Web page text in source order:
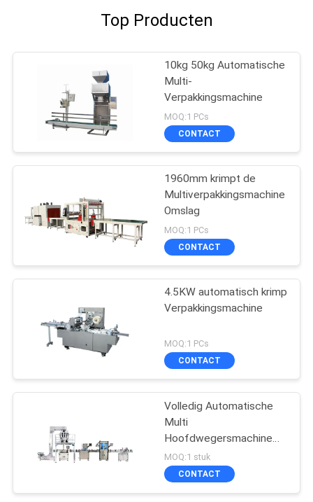
Top Producten
10kg 50kg Automatische
Multi-
Verpakkingsmachine
MOQ:1 PCs
CONTACT
1960mm krimpt de
Multiverpakkingsmachine
Omslag
MOQ:1 PCs
CONTACT
4.5KW automatisch krimp
Verpakkingsmachine
MOQ:1 PCs
CONTACT
Volledig Automatische
Multi
Hoofdwegersmachine
voor Banaanspaanders
MOQ:1 stuk
CONTACT